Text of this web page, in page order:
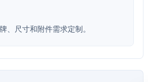
、尺寸和附件需求定制。